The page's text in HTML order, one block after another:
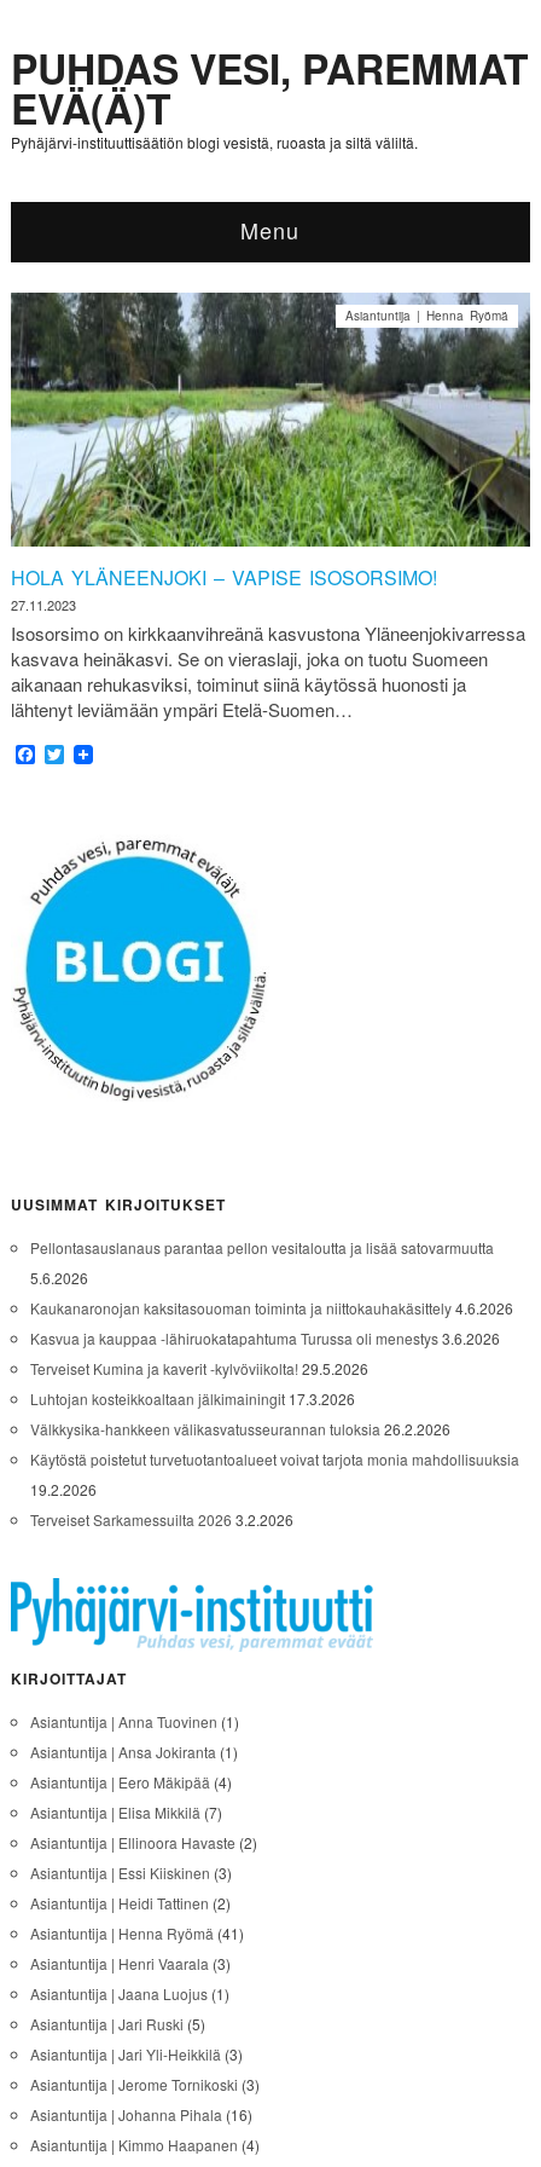
PUHDAS VESI, PAREMMAT
EVÄ(Ä)T
Pyhäjärvi-instituuttisäätiön blogi vesistä, ruoasta ja siltä väliltä.
Menu
HOLA YLÄNEENJOKI – VAPISE ISOSORSIMO!
27.11.2023
Asiantuntija | Henna Ryömä
Isosorsimo on kirkkaanvihreänä kasvustona Yläneenjokivarressa
kasvava heinäkasvi. Se on vieraslaji, joka on tuotu Suomeen
aikanaan rehukasviksi, toiminut siinä käytössä huonosti ja
lähtenyt leviämään ympäri Etelä-Suomen…
Facebook
Twitter
UUSIMMAT KIRJOITUKSET
Pellontasauslanaus parantaa pellon vesitaloutta ja lisää satovarmuutta
5.6.2026
Kaukanaronojan kaksitasouoman toiminta ja niittokauhakäsittely4.6.2026
Kasvua ja kauppaa -lähiruokatapahtuma Turussa oli menestys3.6.2026
Terveiset Kumina ja kaverit -kylvöviikolta!29.5.2026
Luhtojan kosteikkoaltaan jälkimainingit 17.3.2026
Välkkysika-hankkeen välikasvatusseurannan tuloksia 26.2.2026
Käytöstä poistetut turvetuotantoalueet voivat tarjota monia mahdollisuuksia
19.2.2026
Terveiset Sarkamessuilta 2026 3.2.2026
KIRJOITTAJAT
Asiantuntija | Anna Tuovinen (1)
Asiantuntija | Ansa Jokiranta (1)
Asiantuntija | Eero Mäkipää (4)
Asiantuntija | Elisa Mikkilä (7)
Asiantuntija | Ellinoora Havaste (2)
Asiantuntija | Essi Kiiskinen (3)
Asiantuntija | Heidi Tattinen (2)
Asiantuntija | Henna Ryömä (41)
Asiantuntija | Henri Vaarala (3)
Asiantuntija | Jaana Luojus(1)
Asiantuntija | Jari Ruski (5)
Asiantuntija | Jari Yli-Heikkilä (3)
Asiantuntija | Jerome Tornikoski (3)
Asiantuntija | Johanna Pihala (16)
Asiantuntija | Kimmo Haapanen (4)